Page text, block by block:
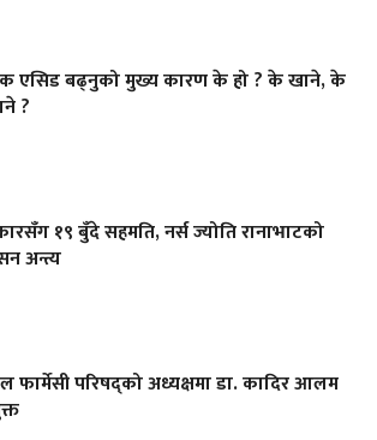
एसिड बढ्नुको मुख्य कारण के हो ? के खाने, के
?
१९ बुँदे सहमति, नर्स ज्योति रानाभाटको
अन्त्य
फार्मेसी परिषद्को अध्यक्षमा डा. कादिर आलम